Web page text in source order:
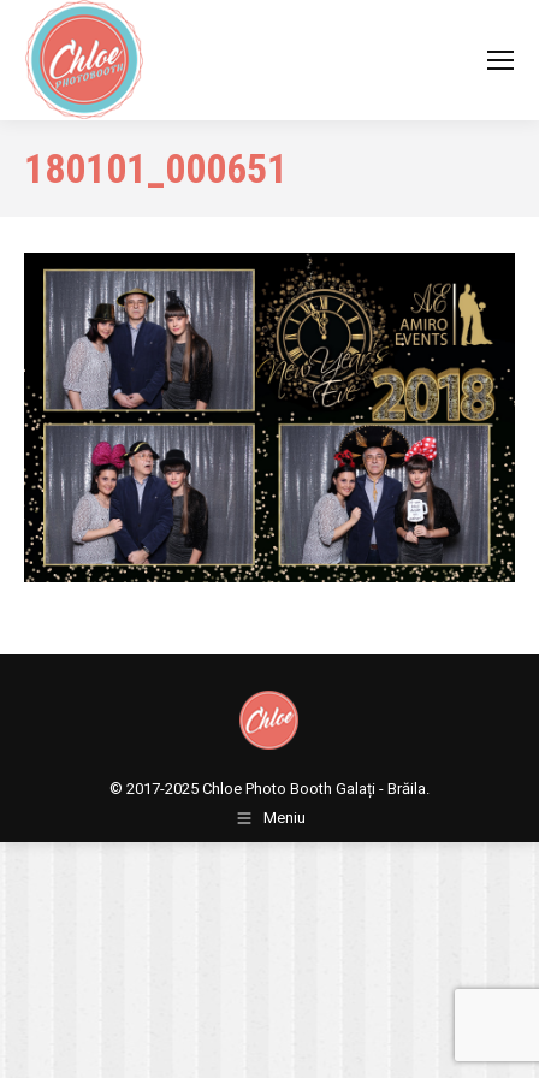
180101_000651
© 2017-2025 Chloe Photo Booth Galați - Brăila.
Meniu